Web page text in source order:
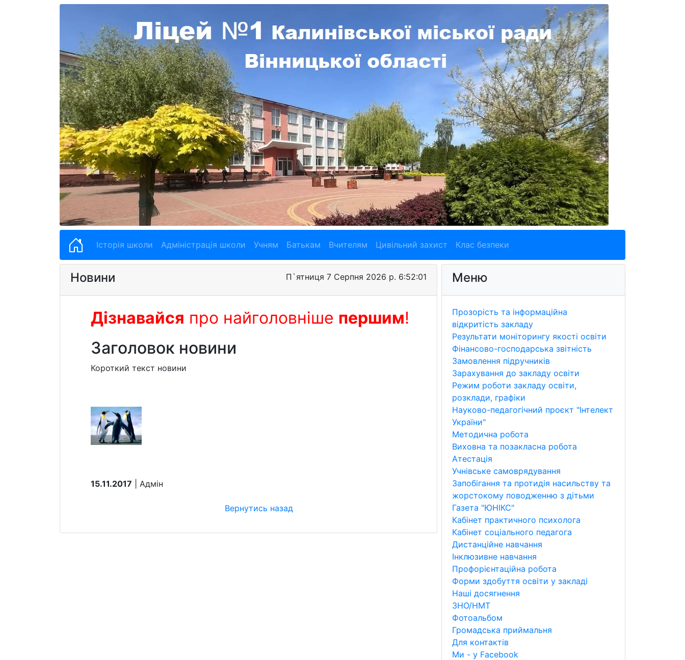
Історія школи Адміністрація школи Учням Батькам Вчителям Цивільний захист Клас безпеки
Новини П`ятниця 7 Серпня 2026 р. 6:52:02
Дізнавайся про найголовніше першим!
Заголовок новини
Короткий текст новини
15.11.2017 | Aдмін
Вернутись назад
Меню
Прозорість та інформаційна
відкритість закладу
Результати моніторингу якості освіти
Фінансово-господарська звітність
Замовлення підручників
Зарахування до закладу освіти
Режим роботи закладу освіти,
розклади, графіки
Науково-педагогічний проєкт "Інтелект
України"
Методична робота
Виховна та позакласна робота
Атестація
Учнівське самоврядування
Запобігання та протидія насильству та
жорстокому поводженню з дітьми
Газета "ЮНІКС"
Кабінет практичного психолога
Кабінет соціального педагога
Дистанційне навчання
Інклюзивне навчання
Профорієнтаційна робота
Форми здобуття освіти у закладі
Наші досягнення
ЗНО/НМТ
Фотоальбом
Громадська приймальня
Для контактів
Ми - у Facebook